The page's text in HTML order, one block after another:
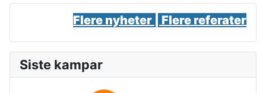
Flere nyheter | Flere referater
Siste kampar